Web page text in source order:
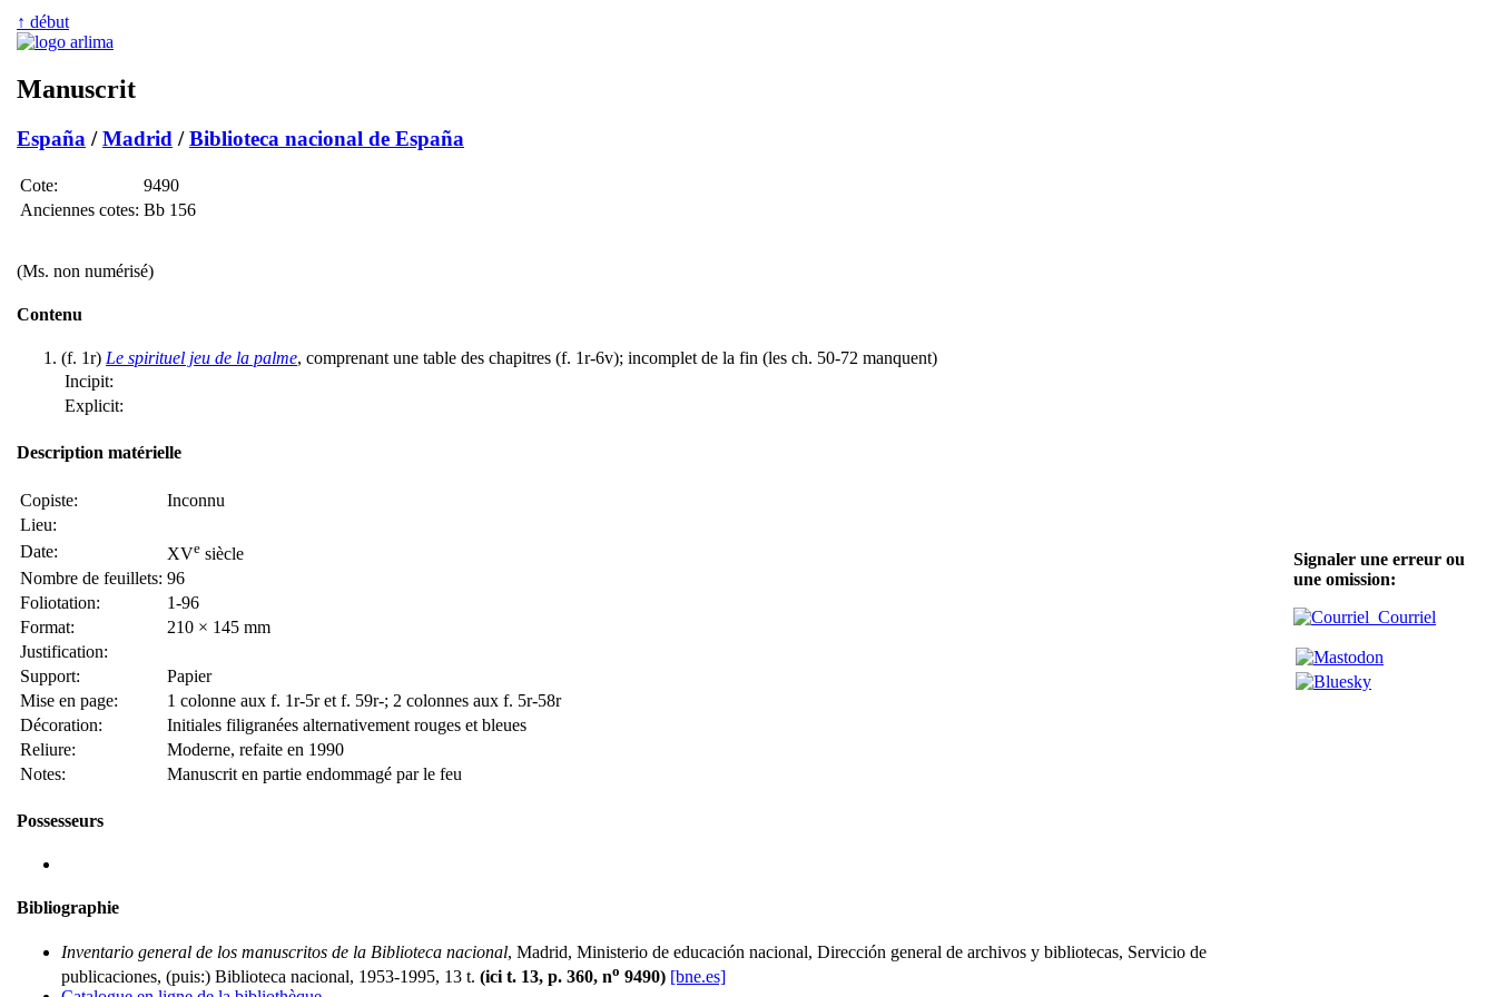
↑ début
Manuscrit
España /Madrid /Biblioteca nacional de España
Cote:
9490
Anciennes cotes: Bb 156
(Ms. non numérisé)
Contenu
(f. 1r) Le spirituel jeu de la palme, comprenant une table des chapitres (f. 1r-6v); incomplet de la fin (les ch. 50-72 manquent)
Incipit:
Explicit:
Description matérielle
Copiste:
Inconnu
Lieu:
Date:
XVe siècle
Nombre de feuillets: 96
Foliotation:
1-96
Format:
210 × 145 mm
Justification:
Support:
Papier
Mise en page:
1 colonne aux f. 1r-5r et f. 59r-; 2 colonnes aux f. 5r-58r
Décoration:
Initiales filigranées alternativement rouges et bleues
Reliure:
Moderne, refaite en 1990
Notes:
Manuscrit en partie endommagé par le feu
Possesseurs
Bibliographie
Inventario general de los manuscritos de la Biblioteca nacional, Madrid, Ministerio de educación nacional, Dirección general de archivos y bibliotecas, Servicio de
publicaciones, (puis:) Biblioteca nacional, 1953-1995, 13 t. (ici t. 13, p. 360, no 9490) [bne.es]
Signaler une erreur ou
une omission:
Courriel